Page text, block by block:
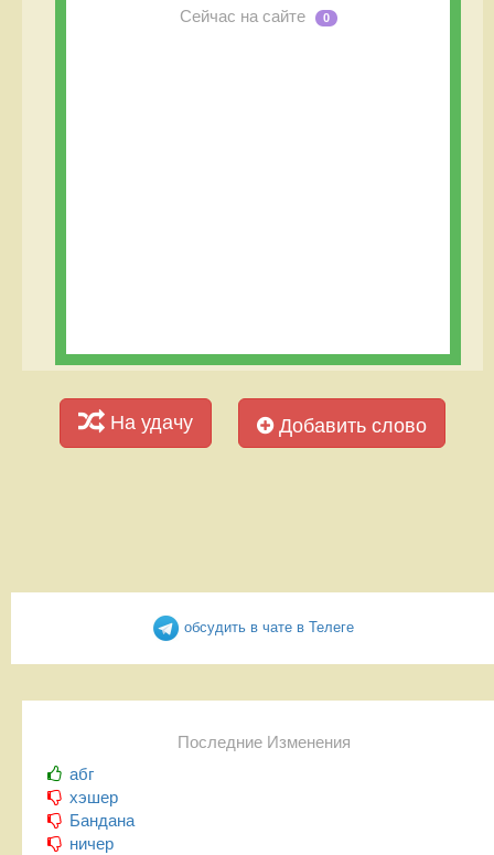
Сейчас на сайте 0
На удачу Добавить слово
обсудить в чате в Телеге
Последние Изменения
абг
хэшер
Бандана
ничер